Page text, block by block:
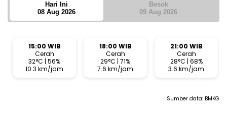
Hari Ini
08 Aug 2026
Besok
09 Aug 2026
15:00 WIB
Cerah
32°C | 56%
10.3 km/jam
18:00 WIB
Cerah
29°C | 71%
7.6 km/jam
21:00 WIB
Cerah
28°C | 68%
3.6 km/jam
Sumber data: BMKG